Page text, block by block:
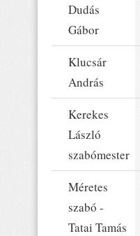
Dudás
Gábor
Klucsár
András
Kerekes
László
szabómester
Méretes
szabó -
Tatai Tamás